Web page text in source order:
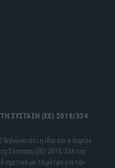
ΣΎΣΤΑΣΗ (ΕΕ) 2018/334
δηλώνει ότι η ίδια και ο παρών
Σύσταση (ΕΕ) 2018/334 της
σχετικά με τα μέτρα για την